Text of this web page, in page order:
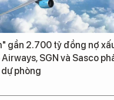
gần 2.700 tỷ đồng nợ
SGN và Sasco
phòng